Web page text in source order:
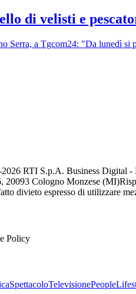
di velisti e
Serra, a Tgcom24: "Da lunedì si
2026 RTI S.p.A. Business Digital -
20093 Cologno Monzese (MI)
divieto espresso di utilizzare
Policy
SpettacoloTelevisionePeople